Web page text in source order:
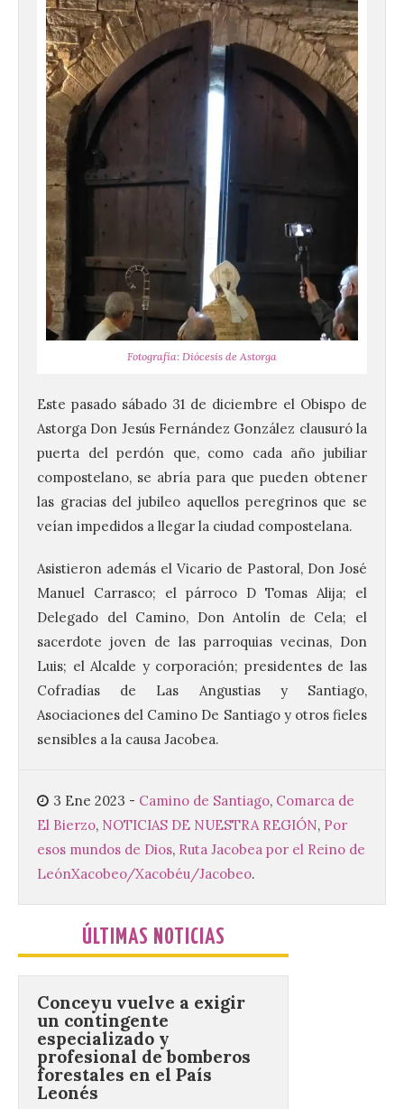
Fotografía: Diócesis de Astorga
Este pasado sábado 31 de diciembre el Obispo de
Astorga Don Jesús Fernández González clausuró la
puerta del perdón que, como cada año jubiliar
compostelano, se abría para que pueden obtener
las gracias del jubileo aquellos peregrinos que se
veían impedidos a llegar la ciudad compostelana.
Asistieron además el Vicario de Pastoral, Don José
Manuel Carrasco; el párroco D Tomas Alija; el
Delegado del Camino, Don Antolín de Cela; el
sacerdote joven de las parroquias vecinas, Don
Luis; el Alcalde y corporación; presidentes de las
Cofradías de Las Angustias y Santiago,
Asociaciones del Camino De Santiago y otros fieles
sensibles a la causa Jacobea.
3 Ene 2023 - Camino de Santiago, Comarca de
El Bierzo, NOTICIAS DE NUESTRA REGIÓN, Por
esos mundos de Dios, Ruta Jacobea por el Reino de
LeónXacobeo/Xacobéu/Jacobeo.
ÚLTIMAS NOTICIAS
La UPSA impulsa la
creación musical con el I
Concurso Internacional de
Composición Coral Sacra
8 Ago 2026
Este certamen,
Sacra de la Universidad
Pontificia de Salamanca
(UPSA), premiará composiciones
premio de 3.000 euros. Las candidaturas
podrán presentarse hasta el 30 de
noviembre. La Universidad, a […]
Conceyu vuelve a exigir
un contingente
especializado y
profesional de bomberos
forestales en el País
Leonés
8 Ago 2026